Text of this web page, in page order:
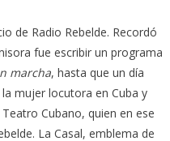
de Radio Rebelde. Recordó
fue escribir un programa
marcha, hasta que un día
mujer locutora en Cuba y
Cubano, quien en ese
La Casal, emblema de